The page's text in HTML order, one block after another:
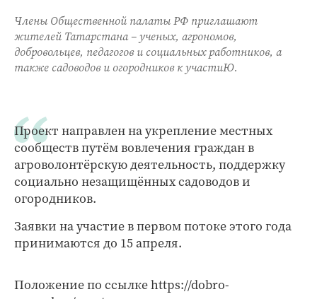
Члены Общественной палаты РФ приглашают
жителей Татарстана – ученых, агрономов,
добровольцев, педагогов и социальных работников, а
также садоводов и огородников к участиЮ.
Проект направлен на укрепление местных
сообществ путём вовлечения граждан в
агроволонтёрскую деятельность, поддержку
социально незащищённых садоводов и
огородников.
Заявки на участие в первом потоке этого года
принимаются до 15 апреля.
Положение по ссылке https://dobro-